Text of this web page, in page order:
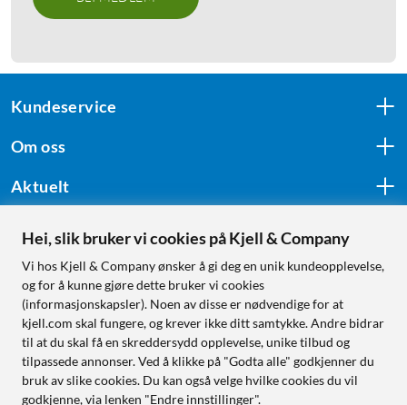
Kundeservice
Om oss
Aktuelt
Følg oss
Handle fra:
Sverige
Norge
Hei, slik bruker vi cookies på Kjell & Company
Vi hos Kjell & Company ønsker å gi deg en unik kundeopplevelse,
og for å kunne gjøre dette bruker vi cookies
(informasjonskapsler). Noen av disse er nødvendige for at
kjell.com skal fungere, og krever ikke ditt samtykke. Andre bidrar
til at du skal få en skreddersydd opplevelse, unike tilbud og
tilpassede annonser. Ved å klikke på "Godta alle" godkjenner du
bruk av slike cookies. Du kan også velge hvilke cookies du vil
godkjenne, via lenken "Endre innstillinger".